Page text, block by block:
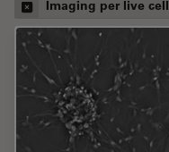
Imaging per live cell